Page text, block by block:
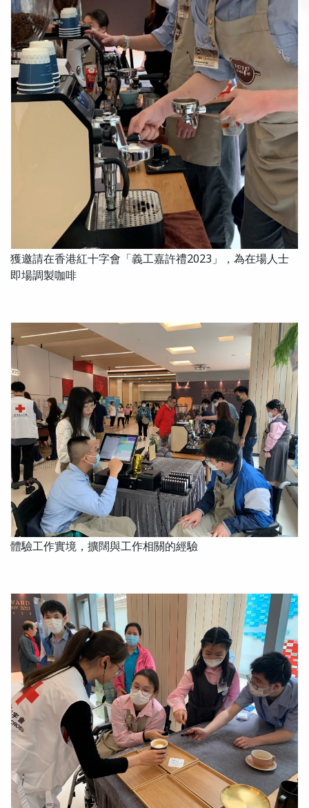
獲邀請在香港紅十字會「義工嘉許禮2023」，為在場人士
即場調製咖啡
體驗工作實境，擴闊與工作相關的經驗